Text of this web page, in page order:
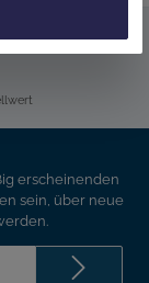
erscheinenden
sein, über neue